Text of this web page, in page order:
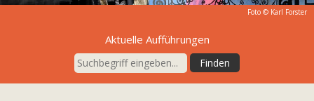
Foto © Karl Forster
Aktuelle Aufführungen